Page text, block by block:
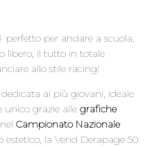
perfetto per andare a scuola,
libero, il tutto in totale
allo stile racing!
ai più giovani, ideale
grazie alle grafiche
Campionato Nazionale
la Vend Derapage 50